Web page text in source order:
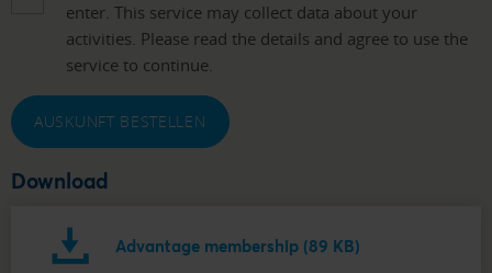
enter. This service may collect data about your
activities. Please read the details and agree to use the
service to continue.
AUSKUNFT BESTELLEN
Download
Advantage membership (89 KB)